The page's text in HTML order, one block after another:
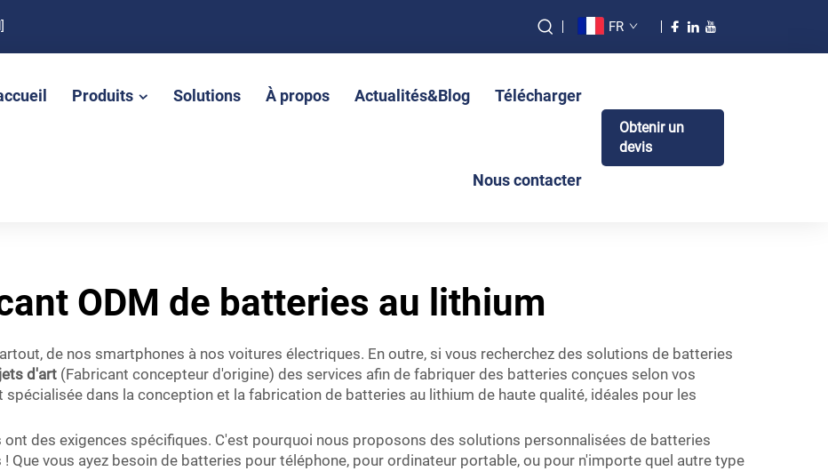
FR
Produits Solutions À propos Actualités&Blog Télécharger
Nous contacter
Obtenir un
devis
ODM de batteries au lithium
de nos smartphones à nos voitures électriques. En outre, si vous recherchez des solutions de batteries
d'art (Fabricant concepteur d'origine) des services afin de fabriquer des batteries conçues selon vos
dans la conception et la fabrication de batteries au lithium de haute qualité, idéales pour les
ont des exigences spécifiques. C'est pourquoi nous proposons des solutions personnalisées de batteries
Que vous ayez besoin de batteries pour téléphone, pour ordinateur portable, ou pour n'importe quel autre type